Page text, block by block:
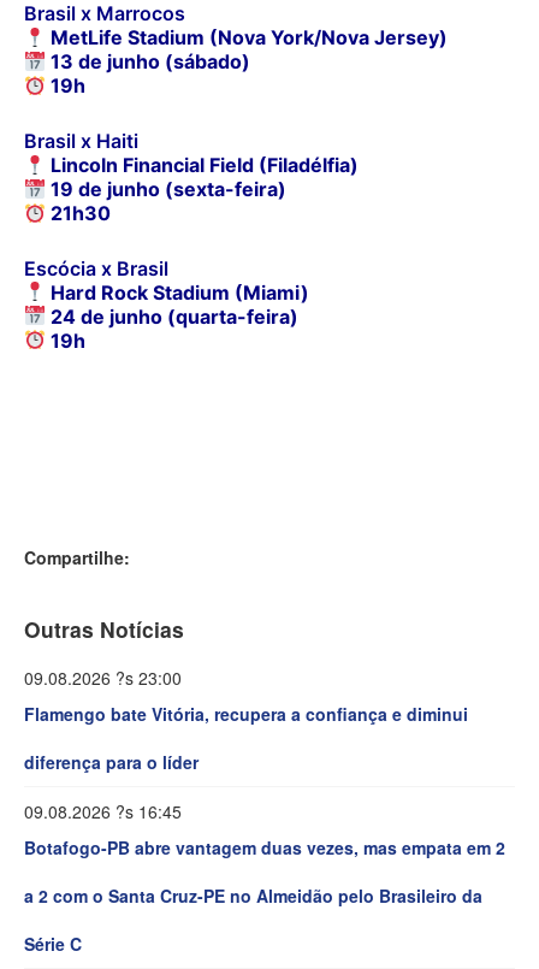
Brasil x Marrocos
MetLife Stadium (Nova York/Nova Jersey)
13 de junho (sábado)
19h
Brasil x Haiti
Lincoln Financial Field (Filadélfia)
19 de junho (sexta-feira)
21h30
Escócia x Brasil
Hard Rock Stadium (Miami)
24 de junho (quarta-feira)
19h
Compartilhe:
Outras Notícias
09.08.2026 ?s 23:00
Flamengo bate Vitória, recupera a confiança e diminui
diferença para o líder
09.08.2026 ?s 16:45
Botafogo-PB abre vantagem duas vezes, mas empata em 2
a 2 com o Santa Cruz-PE no Almeidão pelo Brasileiro da
Série C